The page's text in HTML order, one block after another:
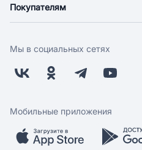
Новости
Поставщикам
Заводчикам
Обратная связь
Покупателям
Оплата
Бонусная программа
Скидки и акции
Мобильное приложение
Мы в социальных сетях
Мобильные приложения